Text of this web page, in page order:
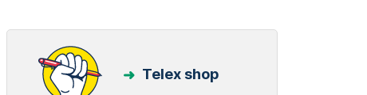
Telex shop